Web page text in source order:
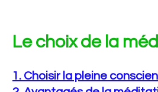
Le choix de la
1. Choisir la pleine